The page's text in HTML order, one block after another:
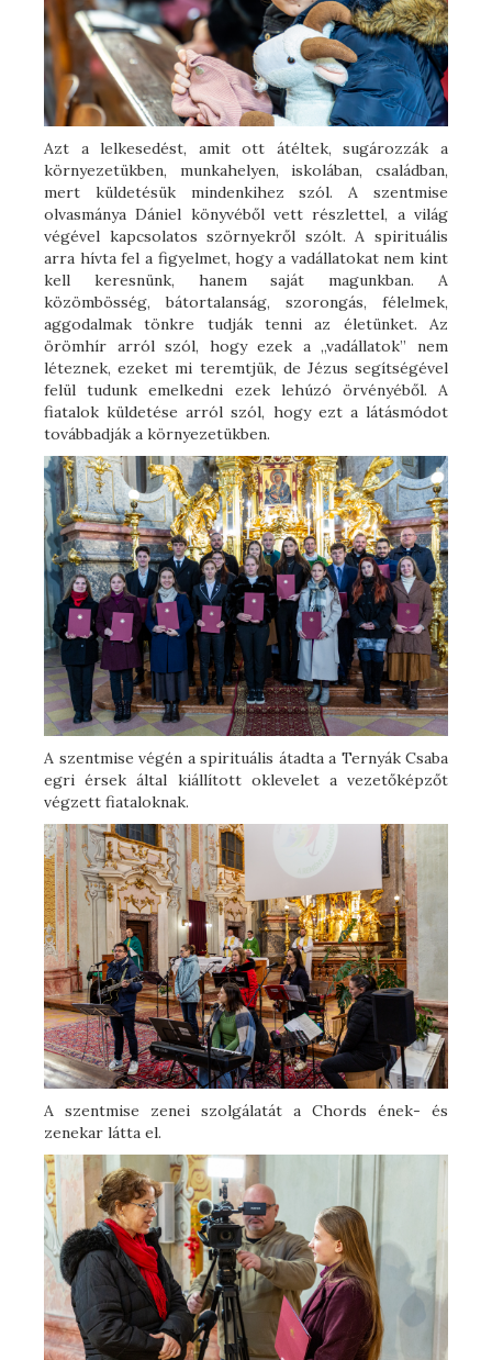
Azt a lelkesedést, amit ott átéltek, sugározzák a
környezetükben, munkahelyen, iskolában, családban,
mert küldetésük mindenkihez szól. A szentmise
olvasmánya Dániel könyvéből vett részlettel, a világ
végével kapcsolatos szörnyekről szólt. A spirituális
arra hívta fel a figyelmet, hogy a vadállatokat nem kint
kell keresnünk, hanem saját magunkban. A
közömbösség, bátortalanság, szorongás, félelmek,
aggodalmak tönkre tudják tenni az életünket. Az
örömhír arról szól, hogy ezek a „vadállatok” nem
léteznek, ezeket mi teremtjük, de Jézus segítségével
felül tudunk emelkedni ezek lehúzó örvényéből. A
fiatalok küldetése arról szól, hogy ezt a látásmódot
továbbadják a környezetükben.
A szentmise végén a spirituális átadta a Ternyák Csaba
egri érsek által kiállított oklevelet a vezetőképzőt
végzett fiataloknak.
A szentmise zenei szolgálatát a Chords ének- és
zenekar látta el.